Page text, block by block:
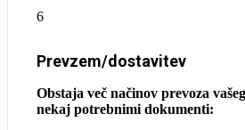
6
Prevzem/dostavitev
Obstaja več načinov prevoza
nekaj potrebnimi dokumenti: